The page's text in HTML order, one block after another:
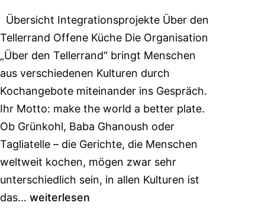
Übersicht Integrationsprojekte Über den
Tellerrand Offene Küche Die Organisation
„Über den Tellerrand“ bringt Menschen
aus verschiedenen Kulturen durch
Kochangebote miteinander ins Gespräch.
Ihr Motto: make the world a better plate.
Ob Grünkohl, Baba Ghanoush oder
Tagliatelle – die Gerichte, die Menschen
weltweit kochen, mögen zwar sehr
unterschiedlich sein, in allen Kulturen ist
das… weiterlesen